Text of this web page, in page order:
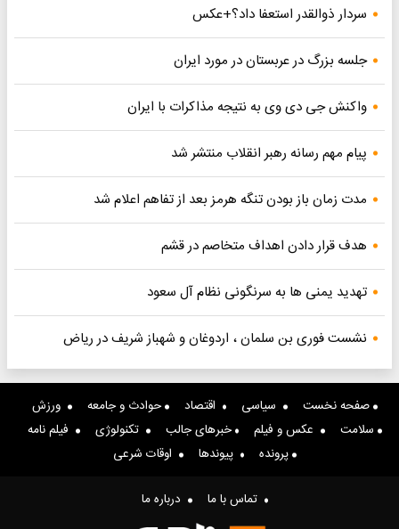
سردار ذوالقدر استعفا داد؟+عکس
جلسه بزرگ در عربستان در مورد ایران
واکنش جی دی وی به نتیجه مذاکرات با ایران
پیام مهم رسانه رهبر انقلاب منتشر شد
مدت زمان باز بودن تنگه هرمز بعد از تفاهم اعلام شد
هدف قرار دادن اهداف متخاصم در قشم
تهدید یمنی ها به سرنگونی نظام آل سعود
نشست فوری بن سلمان ، اردوغان و شهباز شریف در ریاض
صفحه نخست سیاسی اقتصاد حوادث و جامعه
ورزش
سلامت
عکس و فیلم خبرهای جالب تکنولوژی
فیلم نامه
پرونده
پیوندها اوقات شرعی
تماس با ما درباره ما